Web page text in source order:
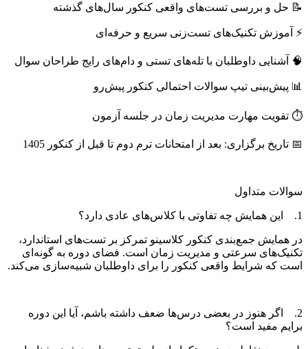
📝 حل و بررسی تست‌های واقعی کنکور سال‌های گذشته
⚡ آموزش تکنیک‌های تست‌زنی سریع و حرفه‌ای
🧠 آشنایی داوطلبان با تله‌های تستی و دام‌های رایج طراحان سوال
📊 پیش‌بینی تیپ سوالات احتمالی کنکور پیش‌رو
⏱ تقویت مهارت مدیریت زمان در جلسه آزمون
📅 تاریخ برگزاری: بعد از امتحانات ترم دوم تا قبل از کنکور 1405
سوالات متداول
1. این همایش چه تفاوتی با کلاس‌های عادی دارد؟
در همایش جمع‌بندی کنکور کلاسینو تمرکز بر تست‌های استاندارد،
تکنیک‌های سرعتی و مدیریت زمان است. فضای دوره به گونه‌ای
است که شرایط واقعی کنکور را برای داوطلبان شبیه‌سازی می‌کند.
2. اگر هنوز در بعضی درس‌ها ضعف داشته باشم، آیا این دوره
برایم مفید است؟